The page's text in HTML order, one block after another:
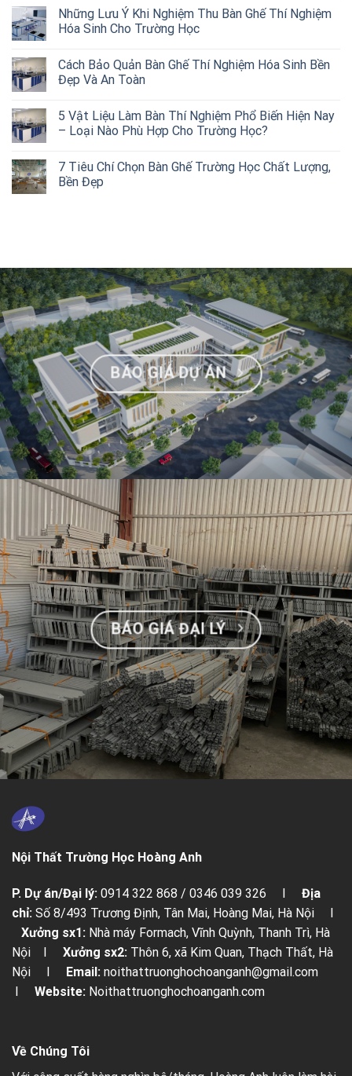
Những Lưu Ý Khi Nghiệm Thu Bàn Ghế Thí Nghiệm
Hóa Sinh Cho Trường Học
Cách Bảo Quản Bàn Ghế Thí Nghiệm Hóa Sinh Bền
Đẹp Và An Toàn
5 Vật Liệu Làm Bàn Thí Nghiệm Phổ Biến Hiện Nay
– Loại Nào Phù Hợp Cho Trường Học?
7 Tiêu Chí Chọn Bàn Ghế Trường Học Chất Lượng,
Bền Đẹp
BÁO GIÁ DỰ ÁN
BÁO GIÁ ĐẠI LÝ
Nội Thất Trường Học Hoàng Anh
P. Dự án/Đại lý: 0914 322 868 / 0346 039 326 I Địa
chỉ: Số 8/493 Trương Định, Tân Mai, Hoàng Mai, Hà Nội I
Xưởng sx1: Nhà máy Formach, Vĩnh Quỳnh, Thanh Trì, Hà
Nội I Xưởng sx2: Thôn 6, xã Kim Quan, Thạch Thất, Hà
Nội I
Email: noithattruonghochoanganh@gmail.com
Website: Noithattruonghochoanganh.com
Về Chúng Tôi